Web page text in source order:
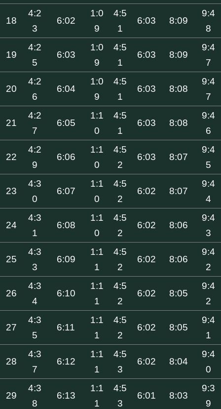
18
4:2
3
6:02
1:0
9
4:5
1
6:03 8:09
9:4
8
19
4:2
5
6:03
1:0
9
4:5
1
6:03 8:09
9:4
7
20
4:2
6
6:04
1:0
9
4:5
1
6:03 8:08
9:4
7
21
4:2
7
6:05
1:1
0
4:5
1
6:03 8:08
9:4
6
22
4:2
9
6:06
1:1
0
4:5
2
6:03 8:07
9:4
5
23
4:3
0
6:07
1:1
0
4:5
2
6:02 8:07
9:4
4
24
4:3
1
6:08
1:1
0
4:5
2
6:02 8:06
9:4
3
25
4:3
3
6:09
1:1
1
4:5
2
6:02 8:06
9:4
2
26
4:3
4
6:10
1:1
1
4:5
2
6:02 8:05
9:4
2
27
4:3
5
6:11
1:1
1
4:5
2
6:02 8:05
9:4
1
28
4:3
7
6:12
1:1
1
4:5
3
6:02 8:04
9:4
0
29
4:3
8
6:13
1:1
1
4:5
3
6:01 8:03
9:3
9